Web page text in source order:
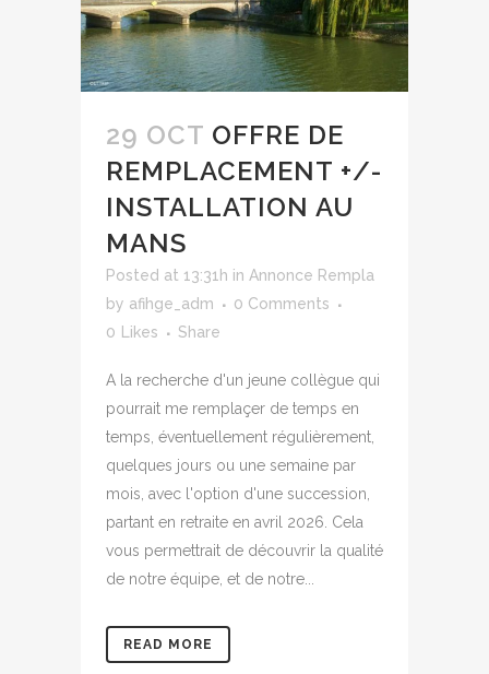
29 OCT OFFRE DE
REMPLACEMENT +/-
INSTALLATION AU
MANS
Posted at 13:31h in Annonce Rempla
by afihge_adm
0 Comments
0
Likes Share
A la recherche d'un jeune collègue qui
pourrait me remplaçer de temps en
temps, éventuellement régulièrement,
quelques jours ou une semaine par
mois, avec l'option d'une succession,
partant en retraite en avril 2026. Cela
vous permettrait de découvrir la qualité
de notre équipe, et de notre...
READ MORE